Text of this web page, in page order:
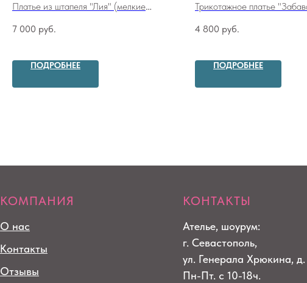
Платье из штапеля "Лия" (мелкие
7 000 руб.
ПОДРОБНЕЕ
Трикотажное платье
4 800 руб.
ПОДРОБНЕЕ
КОМПАНИЯ
О нас
Контакты
Отзывы
КОНТАКТЫ
Ателье, шоурум:
г. Севастополь,
ул. Генерала Хрюкина, д.
Пн-Пт. с 10-18ч.